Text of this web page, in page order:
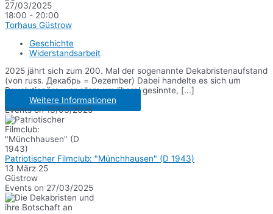
27/03/2025
18:00 - 20:00
Torhaus Güstrow
Geschichte
Widerstandsarbeit
2025 jährt sich zum 200. Mal der sogenannte Dekabristenaufstand
(von russ. Декабрь = Dezember) Dabei handelte es sich um
Revolutionäre, vor allem um liberal gesinnte, [...]
Weitere Informationen
Events on 13/03/2025
Patriotischer Filmclub: "Münchhausen" (D 1943)
13 März 25
Güstrow
Events on 27/03/2025